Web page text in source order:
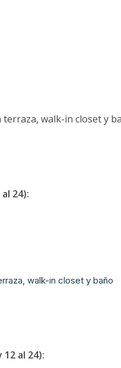
walk-in closet y
24):
walk-in closet y baño
12 al 24):